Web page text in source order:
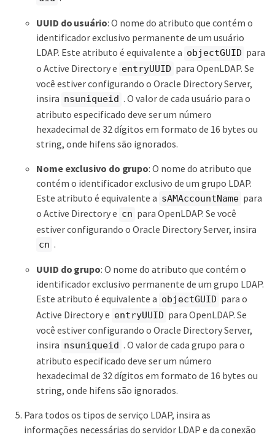
UUID do usuário: O nome do atributo que contém o
identificador exclusivo permanente de um usuário
LDAP. Este atributo é equivalente a objectGUID para
o Active Directory e entryUUID para OpenLDAP. Se
você estiver configurando o Oracle Directory Server,
insira nsuniqueid . O valor de cada usuário para o
atributo especificado deve ser um número
hexadecimal de 32 dígitos em formato de 16 bytes ou
string, onde hifens são ignorados.
Nome exclusivo do grupo: O nome do atributo que
contém o identificador exclusivo de um grupo LDAP.
Este atributo é equivalente a sAMAccountName para
o Active Directory e cn para OpenLDAP. Se você
estiver configurando o Oracle Directory Server, insira
cn .
UUID do grupo: O nome do atributo que contém o
identificador exclusivo permanente de um grupo LDAP.
Este atributo é equivalente a objectGUID para o
Active Directory e entryUUID para OpenLDAP. Se
você estiver configurando o Oracle Directory Server,
insira nsuniqueid . O valor de cada grupo para o
atributo especificado deve ser um número
hexadecimal de 32 dígitos em formato de 16 bytes ou
string, onde hifens são ignorados.
Para todos os tipos de serviço LDAP, insira as
informações necessárias do servidor LDAP e da conexão